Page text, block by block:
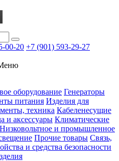
00-20 +7 (901) 593-29-27
оборудование Генераторы
питания Изделия для
техника Кабеленесущие
и аксессуары Климатические
Низковольтное и промышленное
Прочие товары Связь,
и средства безопасности